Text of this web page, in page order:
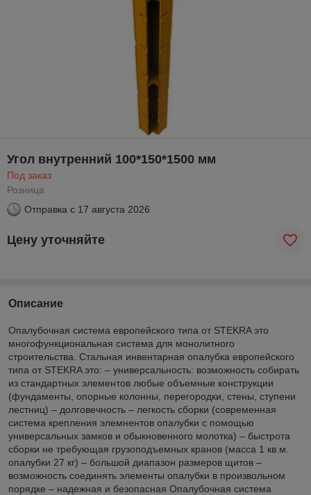
Угол внутренний 100*150*1500 мм
Под заказ
Розница
Отправка с 17 августа 2026
Цену уточняйте
Описание
Опалубочная система европейского типа от STEKRA это
многофункциональная система для монолитного
строительства. Стальная инвентарная опалубка европейского
типа от STEKRA это: – универсальность: возможность собирать
из стандартных элементов любые объемные конструкции
(фундаменты, опорные колонны, перегородки, стены, ступени
лестниц) – долговечность – легкость сборки (современная
система крепления элемнентов опалубки с помощью
универсальных замков и обыкновенного молотка) – быстрота
сборки не требующая грузоподъемных кранов (масса 1 кв.м.
опалубки 27 кг) – большой диапазон размеров щитов –
возможность соединять элементы опалубки в произвольном
порядке – надежная и безопасная Опалубочная система